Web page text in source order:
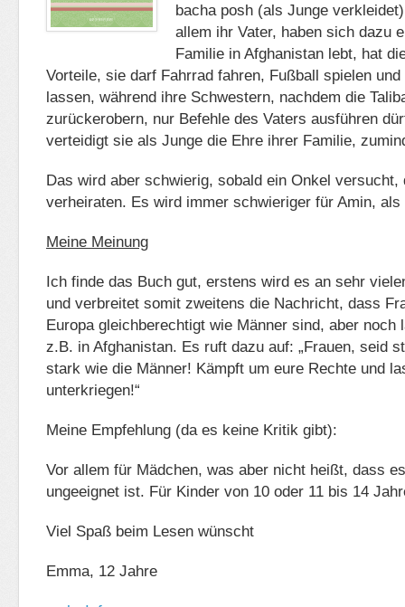
bacha posh (als Junge
allem ihr Vater, haben sich dazu
Familie in Afghanistan lebt, hat
Vorteile, sie darf Fahrrad fahren, Fußball spielen
lassen, während ihre Schwestern, nachdem die
zurückerobern, nur Befehle des Vaters ausführen
verteidigt sie als Junge die Ehre ihrer Familie,
Das wird aber schwierig, sobald ein Onkel versucht,
verheiraten. Es wird immer schwieriger für Amin, als
Meine Meinung
Ich finde das Buch gut, erstens wird es an sehr
und verbreitet somit zweitens die Nachricht, dass
Europa gleichberechtigt wie Männer sind, aber noch
z.B. in Afghanistan. Es ruft dazu auf: „Frauen, seid
stark wie die Männer! Kämpft um eure Rechte und
unterkriegen!“
Meine Empfehlung (da es keine Kritik gibt):
Vor allem für Mädchen, was aber nicht heißt, dass
ungeeignet ist. Für Kinder von 10 oder 11 bis 14
Viel Spaß beim Lesen wünscht
Emma, 12 Jahre